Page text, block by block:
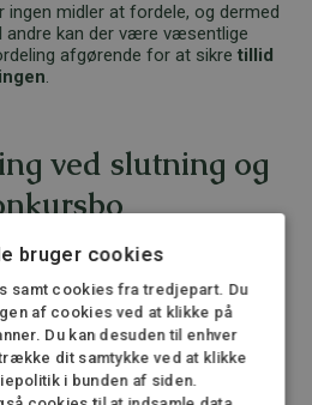
ingen midler at fordele, og dermed
andre kan der være væsentlige
afgørende for at sikre tillid
.
ved slutning og
ret til andel i boet og hjælper
sker korrekt, transparent og til
klarhed over dine muligheder for
et konkursbo.
bruger cookies
samt cookies fra tredjepart. Du
af cookies ved at klikke på
Du kan desuden til enhver
dit samtykke ved at klikke
i bunden af siden.